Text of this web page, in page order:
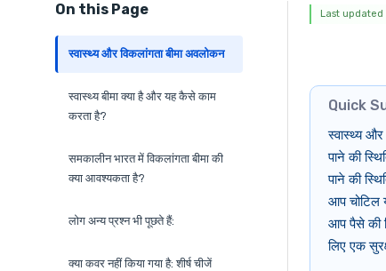
On this Page
स्वास्थ्य और विकलांगता बीमा अवलोकन
स्वास्थ्य बीमा क्या है और यह कैसे काम
करता है?
समकालीन भारत में विकलांगता बीमा की
क्या आवश्यकता है?
लोग अन्य प्रश्न भी पूछते हैं:
क्या कवर नहीं किया गया है: शीर्ष चीजें
Last
Quick
स्वास्थ्य और
पाने की
पाने की
आप चोटिल
आप पैसे की
लिए एक